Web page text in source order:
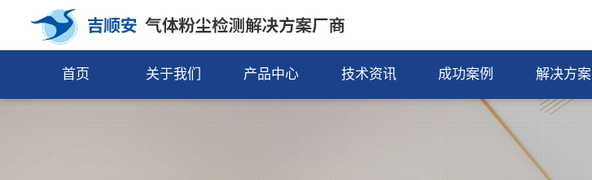
首页 关于我们 产品中心 技术资讯 成功案例 解决方案